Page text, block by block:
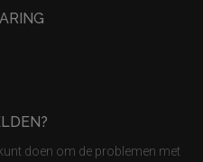
doen om de problemen met